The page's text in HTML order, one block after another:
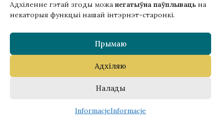
Адхіленне гэтай згоды можа негатыўна паўплываць на
некаторыя функцыі нашай інтэрнэт-старонкі.
Прымаю
Адхіляю
Налады
InformacjeInformacje
Copyright © 2025 Gutenberg Publisher Sp. z o.o.